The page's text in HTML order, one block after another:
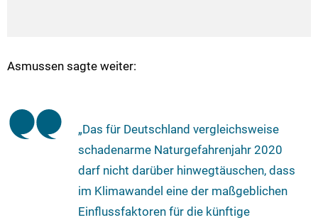
Asmussen sagte weiter:
„Das für Deutschland vergleichsweise
schadenarme Naturgefahrenjahr 2020
darf nicht darüber hinwegtäuschen, dass
im Klimawandel eine der maßgeblichen
Einflussfaktoren für die künftige